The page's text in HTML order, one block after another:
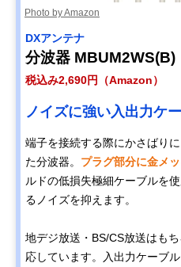
Photo by Amazon
DXアンテナ
分波器 MBUM2WS(B)
税込み2,690円（Amazon）
ノイズに強い入出力ケ
端子を接続する際にかさばり
た分波器。 プラグ部分に金メ
ルドの低損失極細ケーブルを
るノイズを抑えます。
地デジ放送・BS/CS放送はも
応しています。入出力ケーブ